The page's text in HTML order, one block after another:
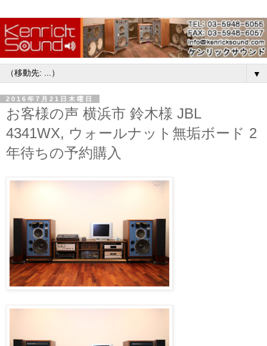
▼
2016年7月21日木曜日
お客様の声 横浜市 鈴木様 JBL
4341WX, ウォールナット無垢ボード 2
年待ちの予約購入